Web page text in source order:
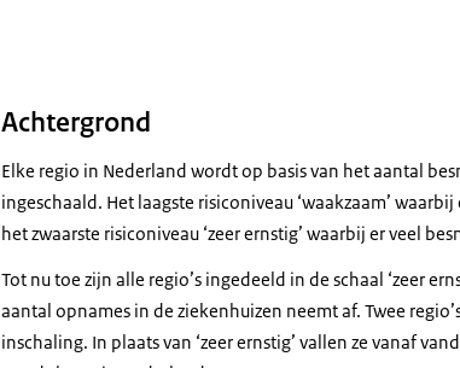
Achtergrond
Elke regio in Nederland wordt op basis van het aantal
ingeschaald. Het laagste risiconiveau ‘waakzaam’
het zwaarste risiconiveau ‘zeer ernstig’ waarbij er veel
Tot nu toe zijn alle regio’s ingedeeld in de schaal ‘zeer
aantal opnames in de ziekenhuizen neemt af. Twee
inschaling. In plaats van ‘zeer ernstig’ vallen ze vanaf